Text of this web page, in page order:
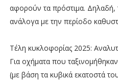
αφορούν τα πρόστιμα. Δηλαδή,
ανάλογα με την περίοδο
Τέλη κυκλοφορίας 2025:
Για οχήματα που
(με βάση τα κυβικά εκατοστά